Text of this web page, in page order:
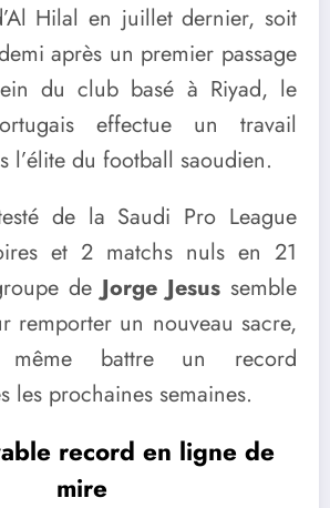
Hilal en juillet dernier, soit
après un premier passage
du club basé à Riyad, le
effectue un travail
l’élite du football saoudien.
de la Saudi Pro League
et 2 matchs nuls en 21
deJorge Jesus semble
remporter un nouveau sacre,
battre un record
les prochaines semaines.
record en ligne de
mire